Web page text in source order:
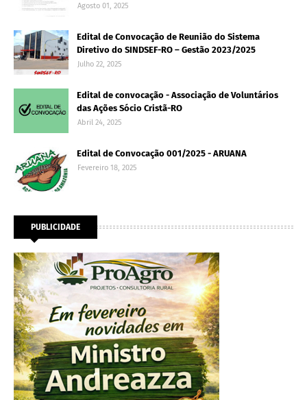
Agosto 01, 2025
Edital de Convocação de Reunião do Sistema
Diretivo do SINDSEF-RO – Gestão 2023/2025
Julho 22, 2025
Edital de convocação - Associação de Voluntários
das Ações Sócio Cristã-RO
Abril 24, 2025
Edital de Convocação 001/2025 - ARUANA
Fevereiro 18, 2025
PUBLICIDADE